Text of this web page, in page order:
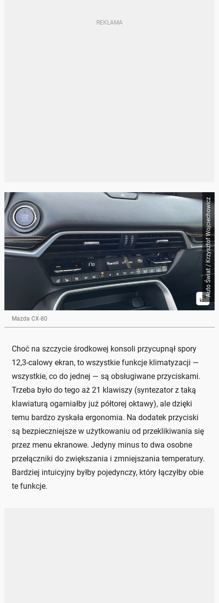
Auto Świat / Krzysztof Wojciechowicz
Mazda CX-80
Choć na szczycie środkowej konsoli przycupnął spory
12,3-calowy ekran, to wszystkie funkcje klimatyzacji —
wszystkie, co do jednej — są obsługiwane przyciskami.
Trzeba było do tego aż 21 klawiszy (syntezator z taką
klawiaturą ogarniałby już półtorej oktawy), ale dzięki
temu bardzo zyskała ergonomia. Na dodatek przyciski
są bezpieczniejsze w użytkowaniu od przeklikiwania się
przez menu ekranowe. Jedyny minus to dwa osobne
przełączniki do zwiększania i zmniejszania temperatury.
Bardziej intuicyjny byłby pojedynczy, który łączyłby obie
te funkcje.